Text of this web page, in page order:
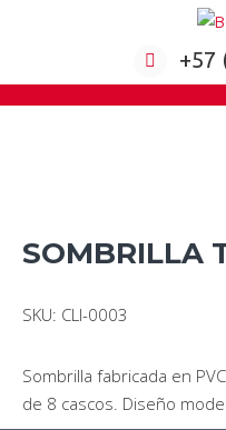
+57
SOMBRILLA
SKU: CLI-0003
Sombrilla fabricada en
de 8 cascos. Diseño